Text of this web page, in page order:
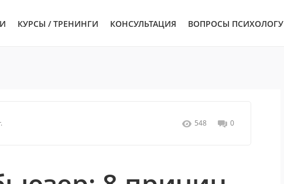
КУРСЫ / ТРЕНИНГИ КОНСУЛЬТАЦИЯ ВОПРОСЫ ПСИХОЛОГУ
548 0